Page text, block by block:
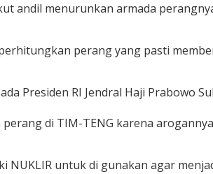
andil menurunkan armada
perang yang pasti
Presiden RI Jendral Haji
di TIM-TENG karena
NUKLIR untuk di gunakan agar